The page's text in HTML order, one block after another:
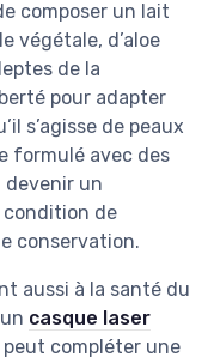
composer un lait
végétale, d’aloe
de la
pour adapter
s’agisse de peaux
formulé avec des
devenir un
condition de
conservation.
aussi à la santé du
casque laser
peut compléter une